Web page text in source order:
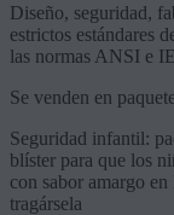
Diseño, seguridad,
estrictos estándares
las normas ANSI e
Se venden en
Seguridad infantil:
blíster para que los
con sabor amargo
tragársela